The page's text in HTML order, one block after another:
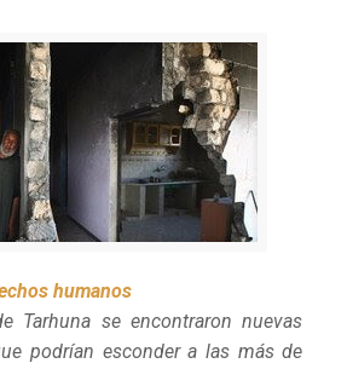
humanos
Tarhuna se encontraron nuevas
podrían esconder a las más de